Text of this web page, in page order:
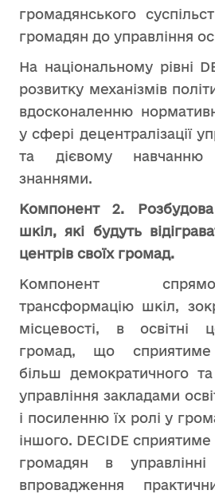
громадянського
громадян до управління
На національному рівні
розвитку механізмів
вдосконаленню
у сфері децентралізації
та дієвому
знаннями.
Компонент 2.
шкіл, які будуть
центрів своїх громад.
Компонент
трансформацію шкіл,
місцевості, в освітні
громад, що сприятиме
більш демократичного та
управління закладами
і посиленню їх ролі у
іншого. DECIDE сприятиме
громадян в
впровадження